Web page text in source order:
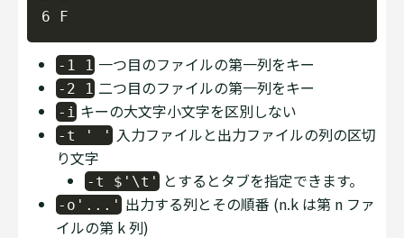
-1 1 一つ目のファイルの第一列をキー
-2 1 二つ目のファイルの第一列をキー
-i キーの大文字小文字を区別しない
-t ' '
入力ファイルと出力ファイルの列の区切
り文字
-t $'\t' とするとタブを指定できます。
-o'...' 出力する列とその順番 (n.k は第 n ファ
イルの第 k 列)